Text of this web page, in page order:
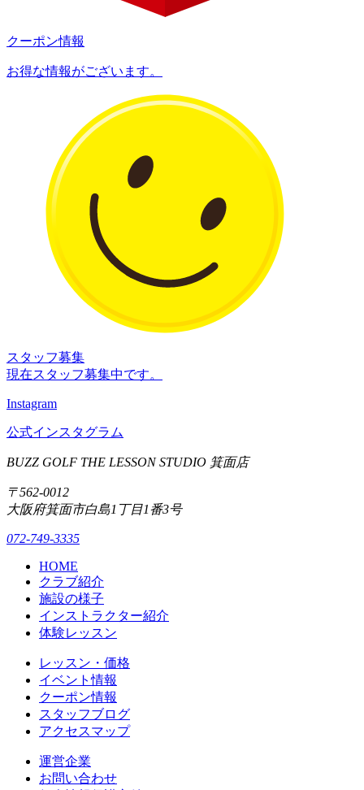
クーポン情報
お得な情報がございます。
スタッフ募集
現在スタッフ募集中です。
Instagram
公式インスタグラム
BUZZ GOLF THE LESSON STUDIO 箕面店
〒562-0012
大阪府箕面市白島1丁目1番3号
072-749-3335
HOME
クラブ紹介
施設の様子
インストラクター紹介
体験レッスン
レッスン・価格
イベント情報
クーポン情報
スタッフブログ
アクセスマップ
運営企業
お問い合わせ